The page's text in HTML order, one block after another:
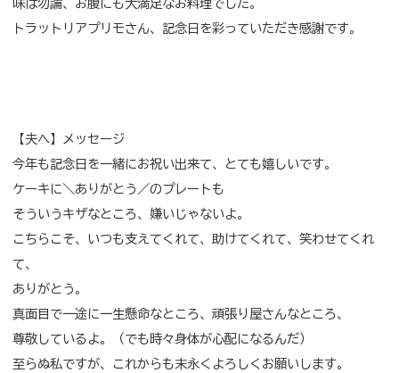
トラットリアプリモさん、記念日を彩っていただき感謝です。
【夫へ】メッセージ
今年も記念日を一緒にお祝い出来て、とても嬉しいです。
ケーキに＼ありがとう／のプレートも
そういうキザなところ、嫌いじゃないよ。
こちらこそ、いつも支えてくれて、助けてくれて、笑わせてくれ
て、
ありがとう。
真面目で一途に一生懸命なところ、頑張り屋さんなところ、
尊敬しているよ。（でも時々身体が心配になるんだ）
至らぬ私ですが、これからも末永くよろしくお願いします。